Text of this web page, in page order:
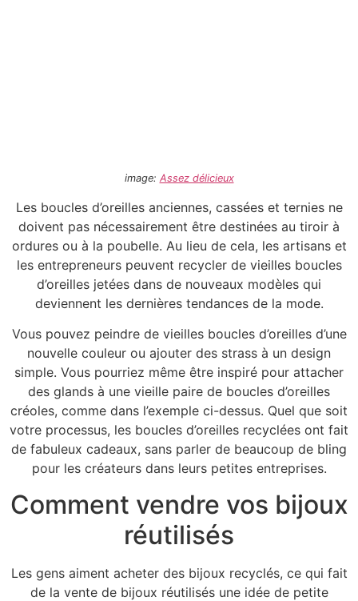
image: Assez délicieux
Les boucles d’oreilles anciennes, cassées et ternies ne
doivent pas nécessairement être destinées au tiroir à
ordures ou à la poubelle. Au lieu de cela, les artisans et
les entrepreneurs peuvent recycler de vieilles boucles
d’oreilles jetées dans de nouveaux modèles qui
deviennent les dernières tendances de la mode.
Vous pouvez peindre de vieilles boucles d’oreilles d’une
nouvelle couleur ou ajouter des strass à un design
simple. Vous pourriez même être inspiré pour attacher
des glands à une vieille paire de boucles d’oreilles
créoles, comme dans l’exemple ci-dessus. Quel que soit
votre processus, les boucles d’oreilles recyclées ont fait
de fabuleux cadeaux, sans parler de beaucoup de bling
pour les créateurs dans leurs petites entreprises.
Comment vendre vos bijoux
réutilisés
Les gens aiment acheter des bijoux recyclés, ce qui fait
de la vente de bijoux réutilisés une idée de petite